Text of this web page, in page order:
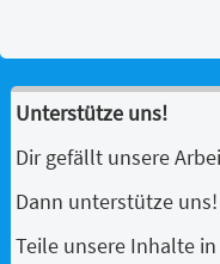
Unterstütze uns!
Dir gefällt unsere
Dann unterstütze uns!
Teile unsere Inhalte